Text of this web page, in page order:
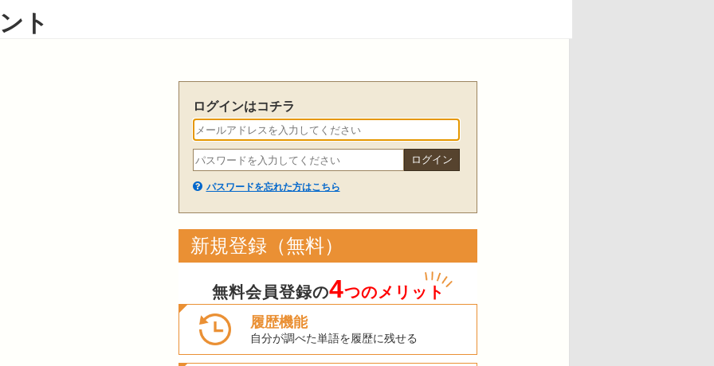
ト
ログインはコチラ
パスワードを忘れた方はこちら
新規登録（無料）
無料会員登録の4つのメリット
履歴機能
自分が調べた単語を履歴に残せる